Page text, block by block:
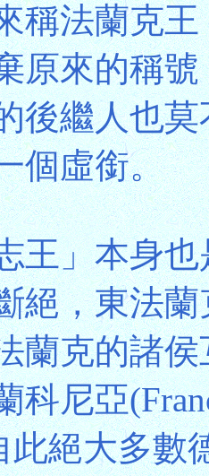
稱法蘭克
原來的稱
後繼人也
個虛銜。
王」本身
絕，東法
蘭克的諸
科尼亞
此絕大多數